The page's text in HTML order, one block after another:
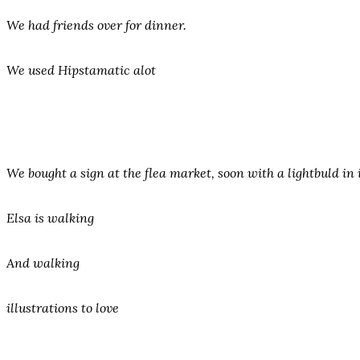
We had friends over for dinner.
We used Hipstamatic alot
We bought a sign at the flea market, soon with a lightbuld in
Elsa is walking
And walking
illustrations to love